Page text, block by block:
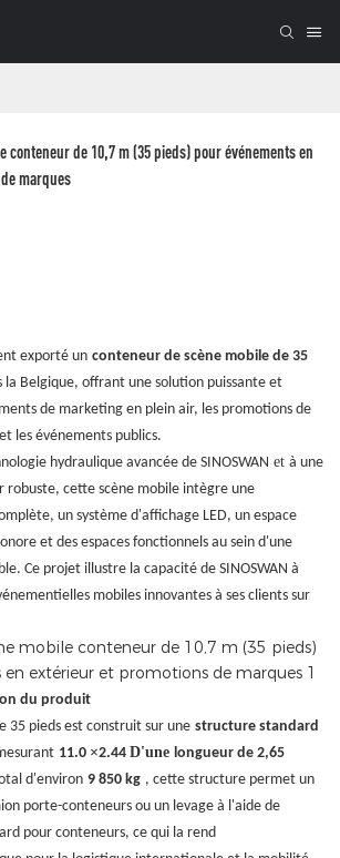
conteneur de 10,7 m (35 pieds) pour événements en
marques
exporté un conteneur de scène mobile de 35
la Belgique, offrant une solution puissante et
de marketing en plein air, les promotions de
les événements publics.
hydraulique avancée de SINOSWAN et à une
robuste, cette scène mobile intègre une
un système d'affichage LED, un espace
et des espaces fonctionnels au sein d'une
Ce projet illustre la capacité de SINOSWAN à
mobiles innovantes à ses clients sur
du produit
35 pieds est construit sur une structure standard
11.0 ×2.44 D'une longueur de 2,65
d'environ 9 850 kg , cette structure permet un
porte-conteneurs ou un levage à l'aide de
pour conteneurs, ce qui la rend